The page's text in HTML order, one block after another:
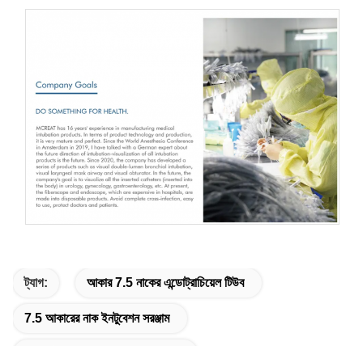
ট্যাগ: আকার 7.5 নাকের এন্ডোট্রাচিয়েল টিউব
7.5 আকারের নাক ইনটুবেশন সরঞ্জাম